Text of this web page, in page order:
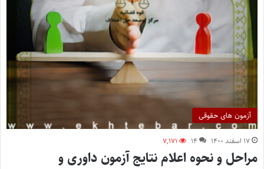
آزمون های حقوقی
۱۷ اسفند ۱۴۰۰ ۱۴ ۷,۱۷۱
مراحل و نحوه اعلام نتایج آزمون داوری و